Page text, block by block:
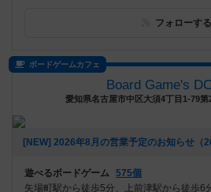
フォローする
ボードゲームカフェ
Board Game's
愛知県名古屋市中区大須4丁目1-79
[NEW] 2026年8月の営業予定のお知らせ（
遊べるボードゲーム 575個
矢場町駅から徒歩5分、上前津駅から徒歩6